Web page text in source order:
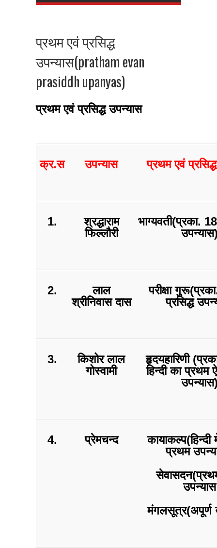
प्रथम एवं प्रसिद्ध
उपन्यास(pratham evan
prasiddh upanyas)
प्रथम एवं प्रसिद्ध उपन्यास
क्र.स उपन्यास प्रथम एवं
1.
श्रद्धाराम
फिल्लौरी
भाग्यवती(प्रका.
2.
लाल
श्रीनिवास दास
परीक्षा
प्रसिद्ध
3.
किशोर लाल
गोस्वामी
हृदयहारिणी
हिन्दी का प्रथम
4. प्रेमचन्द
प्रथम
उपन्यास
मंगलसूत्र(अपूर्ण